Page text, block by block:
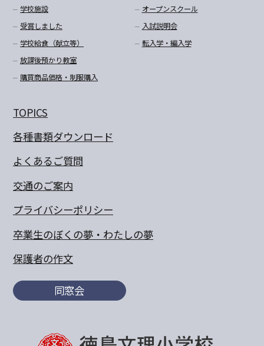
学校施設
受賞しました
学校給食（献立等）
放課後預かり教室
購買商品価格・制服購入
オープンスクール
入試説明会
転入学・編入学
TOPICS
各種書類ダウンロード
よくあるご質問
交通のご案内
プライバシーポリシー
卒業生のぼくの夢・わたしの夢
保護者の作文
同窓会